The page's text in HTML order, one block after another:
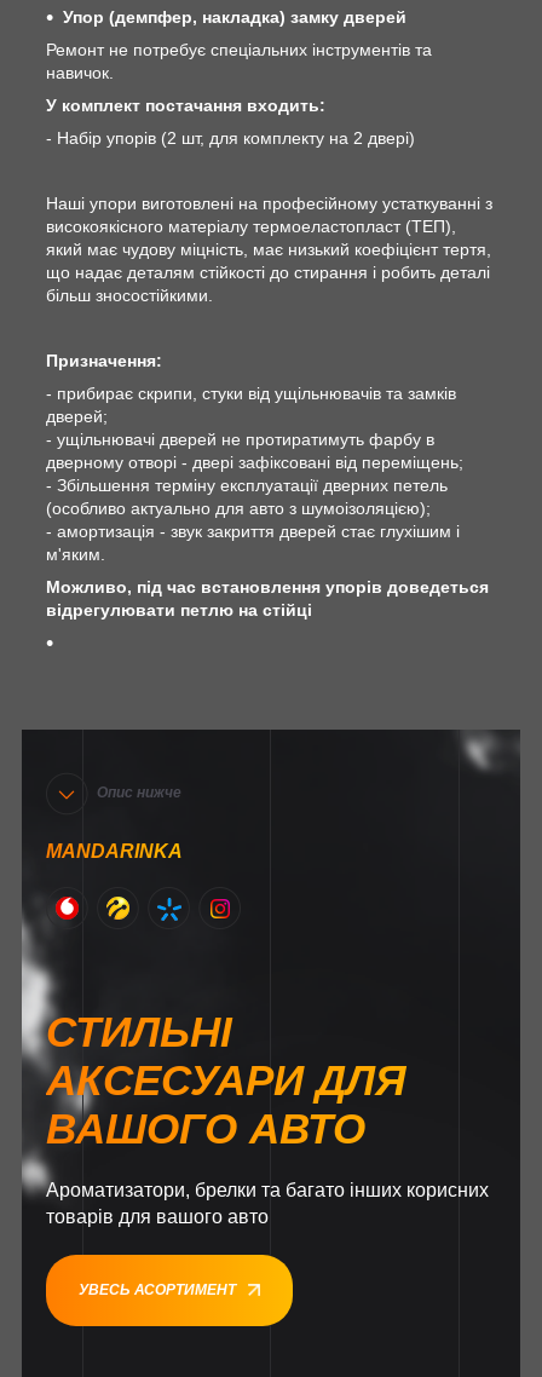
Упор (демпфер, накладка) замку дверей
Ремонт не потребує спеціальних інструментів та
навичок.
У комплект постачання входить:
- Набір упорів (2 шт, для комплекту на 2 двері)
Наші упори виготовлені на професійному устаткуванні з
високоякісного матеріалу термоеластопласт (ТЕП),
який має чудову міцність, має низький коефіцієнт тертя,
що надає деталям стійкості до стирання і робить деталі
більш зносостійкими.
Призначення:
- прибирає скрипи, стуки від ущільнювачів та замків
дверей;
- ущільнювачі дверей не протиратимуть фарбу в
дверному отворі - двері зафіксовані від переміщень;
- Збільшення терміну експлуатації дверних петель
(особливо актуально для авто з шумоізоляцією);
- амортизація - звук закриття дверей стає глухішим і
м'яким.
Можливо, під час встановлення упорів доведеться
відрегулювати петлю на стійці
Опис нижче
MANDARINKA
СТИЛЬНІ
АКСЕСУАРИ ДЛЯ
ВАШОГО АВТО
Ароматизатори, брелки та багато інших корисних
товарів для вашого авто
УВЕСЬ АСОРТИМЕНТ